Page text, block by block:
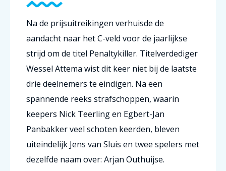
Na de prijsuitreikingen verhuisde de
aandacht naar het C-veld voor de jaarlijkse
strijd om de titel Penaltykiller. Titelverdediger
Wessel Attema wist dit keer niet bij de laatste
drie deelnemers te eindigen. Na een
spannende reeks strafschoppen, waarin
keepers Nick Teerling en Egbert-Jan
Panbakker veel schoten keerden, bleven
uiteindelijk Jens van Sluis en twee spelers met
dezelfde naam over: Arjan Outhuijse.